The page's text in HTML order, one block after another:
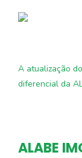
A atualização
diferencial da
ALABE